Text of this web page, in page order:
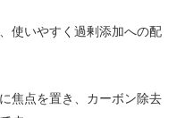
使いやすく過剰添加への配
焦点を置き、カーボン除去